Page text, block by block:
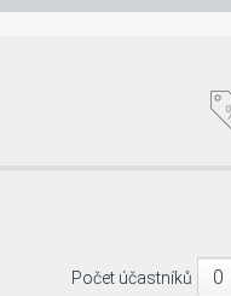
Počet účastníků